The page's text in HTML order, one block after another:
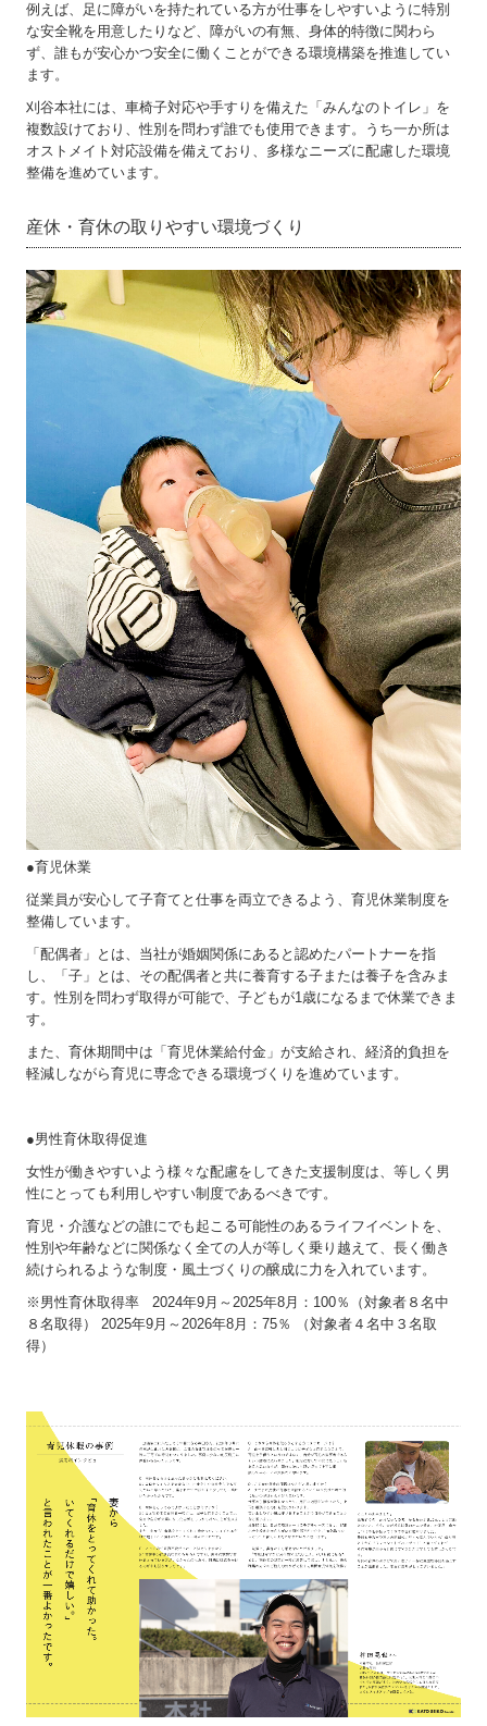
例えば、足に障がいを持たれている方が仕事をしやすいように特別
な安全靴を用意したりなど、障がいの有無、身体的特徴に関わら
ず、誰もが安心かつ安全に働くことができる環境構築を推進してい
ます。
刈谷本社には、車椅子対応や手すりを備えた「みんなのトイレ」を
複数設けており、性別を問わず誰でも使用できます。うち一か所は
オストメイト対応設備を備えており、多様なニーズに配慮した環境
整備を進めています。
産休・育休の取りやすい環境づくり
●育児休業
従業員が安心して子育てと仕事を両立できるよう、育児休業制度を
整備しています。
「配偶者」とは、当社が婚姻関係にあると認めたパートナーを指
し、「子」とは、その配偶者と共に養育する子または養子を含みま
す。性別を問わず取得が可能で、子どもが1歳になるまで休業できま
す。
また、育休期間中は「育児休業給付金」が支給され、経済的負担を
軽減しながら育児に専念できる環境づくりを進めています。
●男性育休取得促進
女性が働きやすいよう様々な配慮をしてきた支援制度は、等しく男
性にとっても利用しやすい制度であるべきです。
育児・介護などの誰にでも起こる可能性のあるライフイベントを、
性別や年齢などに関係なく全ての人が等しく乗り越えて、長く働き
続けられるような制度・風土づくりの醸成に力を入れています。
※男性育休取得率2024年9月～2025年8月：100％（対象者８名中
８名取得）2025年9月～2026年8月：75％ （対象者４名中３名取
得）